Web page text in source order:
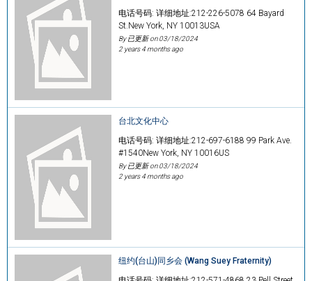
电话号码: 详细地址:212-226-5078 64 Bayard
St.New York, NY 10013USA
By 已更新 on03/18/2024
2 years 4 months ago
台北文化中心
电话号码: 详细地址:212-697-6188 99 Park Ave.
#1540New York, NY 10016US
By 已更新 on03/18/2024
2 years 4 months ago
纽约(台山)同乡会 (Wang Suey Fraternity)